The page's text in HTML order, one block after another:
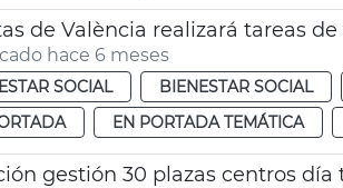
de València realizará tareas
hace 6 meses
SOCIAL BIENESTAR SOCIAL
EN PORTADA TEMÁTICA
gestión 30 plazas centros